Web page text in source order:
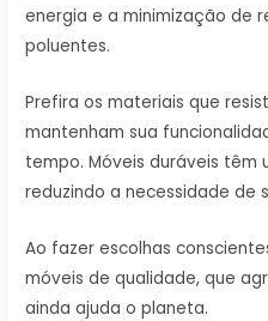
energia e a minimização de
poluentes.
Prefira os materiais que
mantenham sua
tempo. Móveis duráveis têm
reduzindo a necessidade de
Ao fazer escolhas
móveis de qualidade, que
ainda ajuda o planeta.